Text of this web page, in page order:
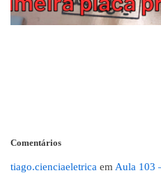
Comentários
tiago.cienciaeletrica em Aula 103